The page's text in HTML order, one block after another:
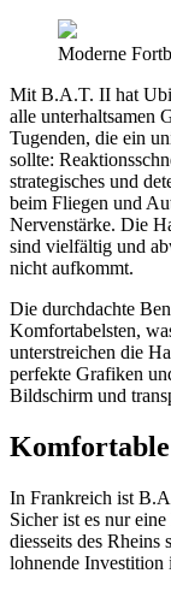
Moderne
Mit B.A.T. II hat Ubi
alle unterhaltsamen
Tugenden, die ein
sollte:
strategisches und
beim Fliegen und
Nervenstärke. Die
sind vielfältig und
nicht aufkommt.
Die durchdachte
Komfortabelsten,
unterstreichen die
perfekte Grafiken
Bildschirm und
In Frankreich ist
Sicher ist es nur
diesseits des
lohnende Investition